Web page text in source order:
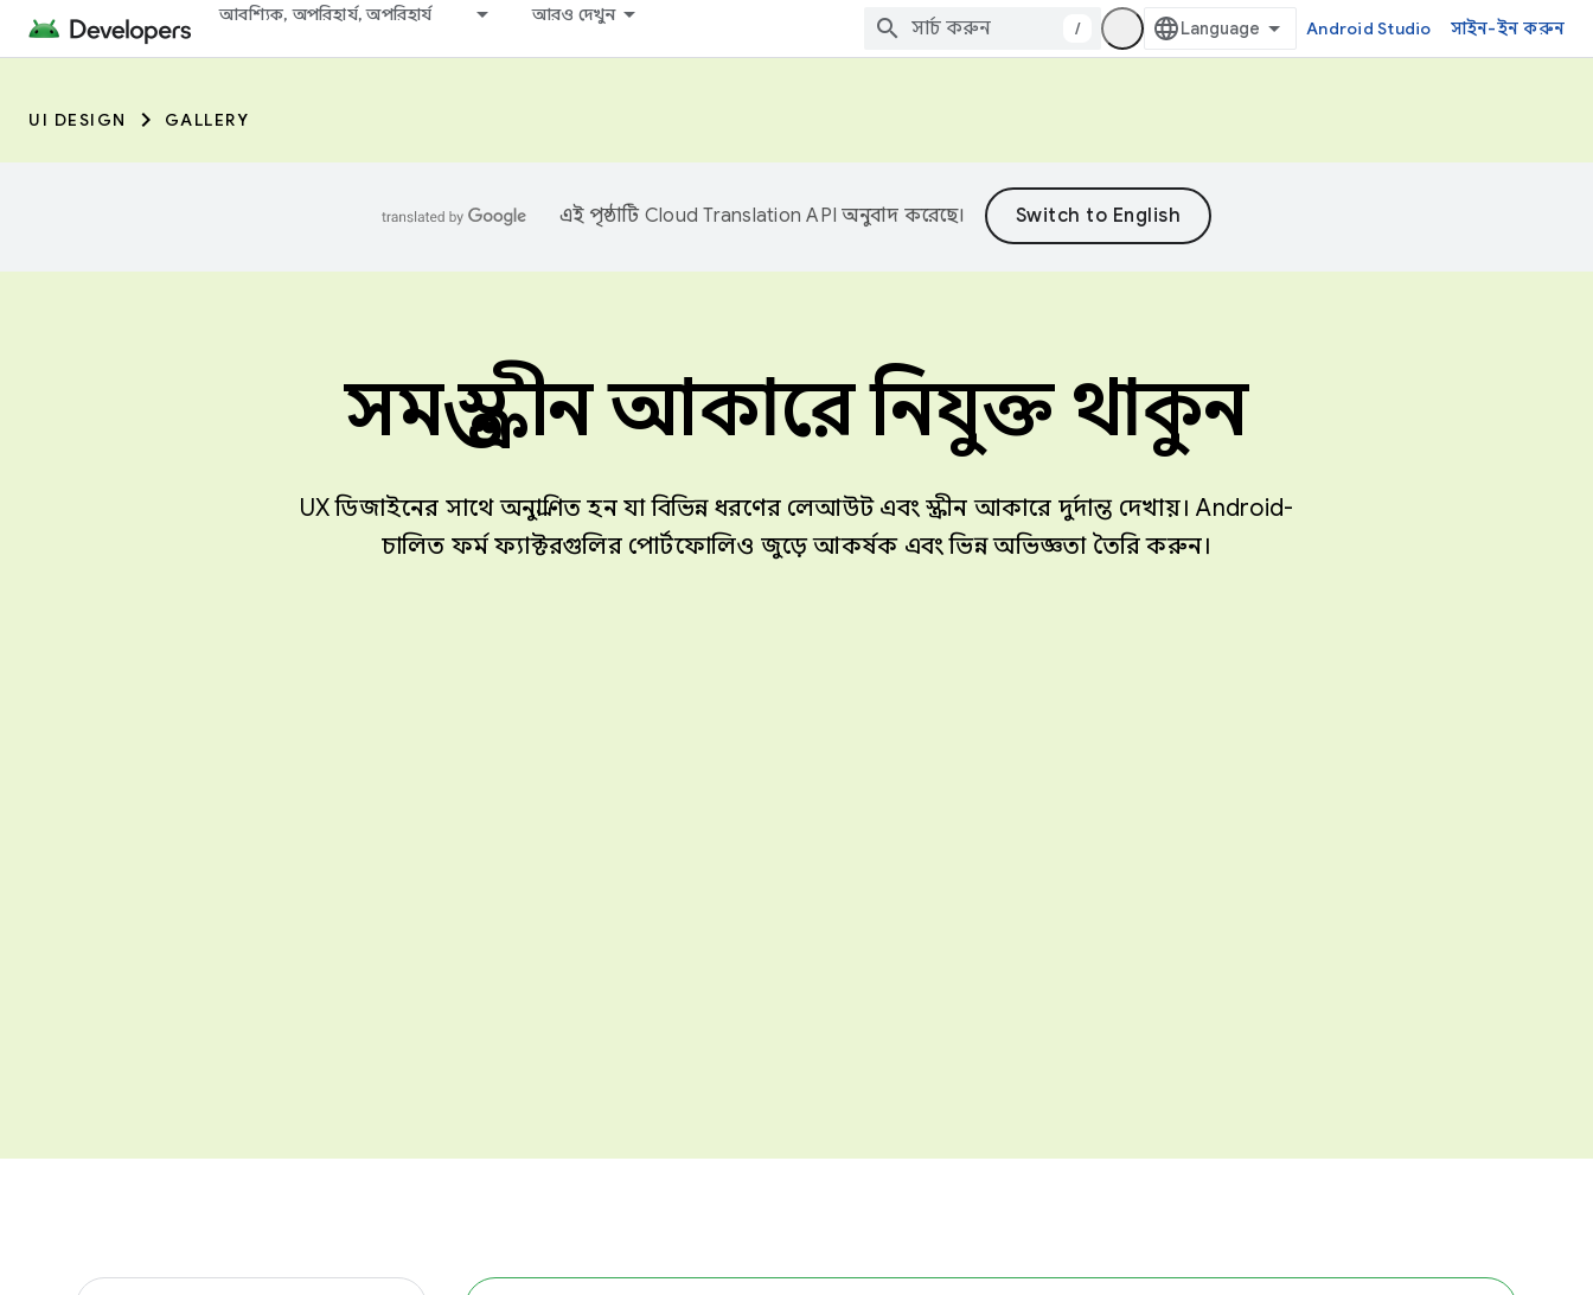
আবশ্যিক, অপরিহার্য, অপরিহার্য আরও দেখুন
/ Android Studio সাইন-ইন করুন
UI DESIGN GALLERY
এই পৃষ্ঠাটি Cloud Translation API অনুবাদ করেছে।
সমস্ত স্ক্রীন আকারে নিযুক্ত থাকুন
UX ডিজাইনের সাথে অনুপ্রাণিত হন যা বিভিন্ন ধরণের লেআউট এবং স্ক্রীন আকারে দুর্দান্ত দেখায়। Android-
চালিত ফর্ম ফ্যাক্টরগুলির পোর্টফোলিও জুড়ে আকর্ষক এবং ভিন্ন অভিজ্ঞতা তৈরি করুন।